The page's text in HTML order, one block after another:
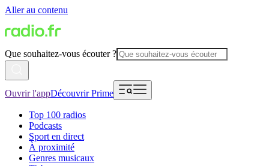
Aller au contenu
Que souhaitez-vous écouter ?
Ouvrir l'appDécouvrir Prime
Top 100 radios
Podcasts
Sport en direct
À proximité
Genres musicaux